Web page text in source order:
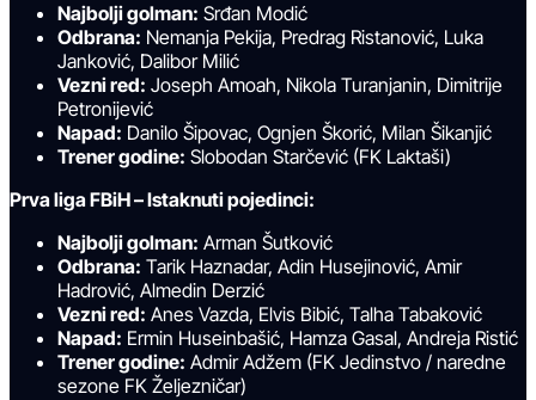
Najbolji golman: Srđan Modić
Odbrana: Nemanja Pekija, Predrag Ristanović, Luka
Janković, Dalibor Milić
Vezni red: Joseph Amoah, Nikola Turanjanin, Dimitrije
Petronijević
Napad: Danilo Šipovac, Ognjen Škorić, Milan Šikanjić
Trener godine: Slobodan Starčević (FK Laktaši)
Prva liga FBiH – Istaknuti pojedinci:
Najbolji golman: Arman Šutković
Odbrana: Tarik Haznadar, Adin Husejinović, Amir
Hadrović, Almedin Derzić
Vezni red: Anes Vazda, Elvis Bibić, Talha Tabaković
Napad: Ermin Huseinbašić, Hamza Gasal, Andreja Ristić
Trener godine: Admir Adžem (FK Jedinstvo / naredne
sezone FK Željezničar)